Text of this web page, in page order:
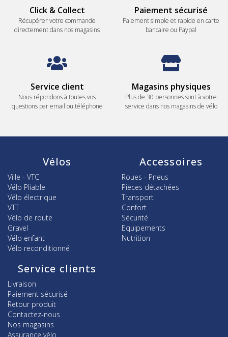
Click & Collect
Récupérer votre commande
directement dans nos magasins
Paiement sécurisé
Paiement simple et rapide en carte
bancaire ou Paypal
Service client
Nous répondons à toutes vos
questions par email ou téléphone
Magasins physiques
Plus de 30 personnes sont à votre
service dans nos magasins de vélo
Vélos
Ville - VTC
Vélo Pliable
Vélo électrique
VTT
Vélo de route
Gravel
Vélo enfant
Vélo reconditionné
Accessoires
Roues - Pneus
Pièces détachées
Transport
Confort
Sécurité
Equipements
Nutrition
Service clients
Livraison
Paiement sécurisé
Retour produit
Contactez-nous
Nos magasins
Assurance vélo